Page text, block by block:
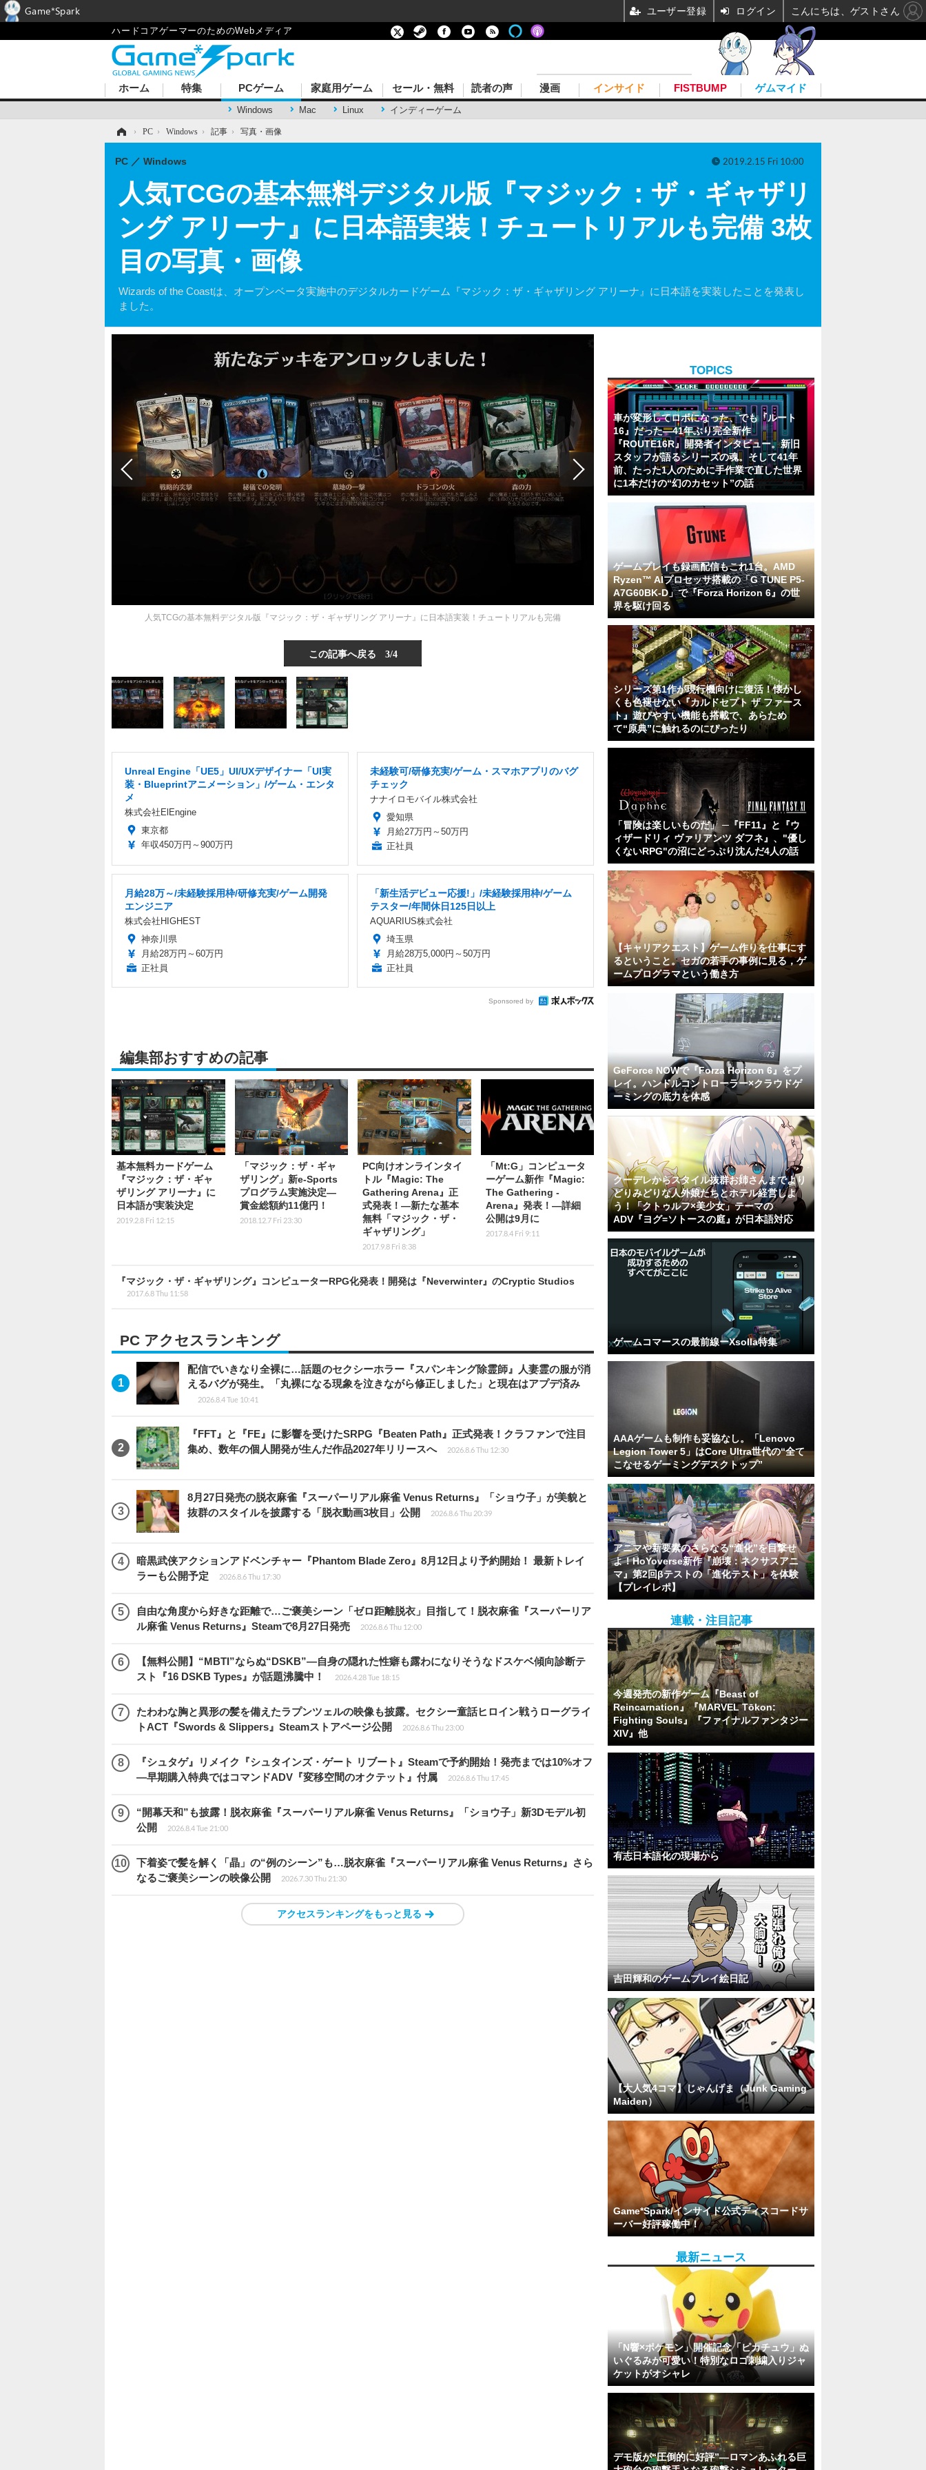
ハードコアゲーマーのためのWebメディア
ホーム 特集 PCゲーム
Windows Mac Linux インディーゲーム
家庭用ゲーム セール・無料 読者の声 漫画 インサイド FISTBUMP ゲムマイド
› PC › Windows › 記事 › 写真・画像
人気TCGの基本無料デジタル版『マジック：ザ・ギャザリ
ング アリーナ』に日本語実装！チュートリアルも完備 3枚
目の写真・画像
Wizards of the Coastは、オープンベータ実施中のデジタルカードゲーム『マジック：ザ・ギャザリング アリーナ』に日本語を実装したことを発表し
ました。
PC Windows 2019.2.15 Fri 10:00
人気TCGの基本無料デジタル版『マジック：ザ・ギャザリング アリーナ』に日本語実装！チュートリアルも完備
この記事へ戻る 3/4
Unreal Engine「UE5」UI/UXデザイナー「UI実
装・Blueprintアニメーション」/ゲーム・エンタ
メ
株式会社ElEngine
東京都
年収450万円～900万円
未経験可/研修充実/ゲーム・スマホアプリのバグ
チェック
ナナイロモバイル株式会社
愛知県
月給27万円～50万円
正社員
月給28万～/未経験採用枠/研修充実/ゲーム開発
エンジニア
株式会社HIGHEST
神奈川県
月給28万円～60万円
正社員
「新生活デビュー応援!」/未経験採用枠/ゲーム
テスター/年間休日125日以上
AQUARIUS株式会社
埼玉県
月給28万5,000円～50万円
正社員
Sponsored by
編集部おすすめの記事
基本無料カードゲーム
『マジック：ザ・ギャ
ザリング アリーナ』に
日本語が実装決定
2019.2.8 Fri 12:15
「マジック：ザ・ギャ
ザリング」新e-Sports
プログラム実施決定―
賞金総額約11億円！
2018.12.7 Fri 23:30
PC向けオンラインタイ
トル『Magic: The
Gathering Arena』正
式発表！―新たな基本
無料「マジック・ザ・
ギャザリング」
2017.9.8 Fri 8:38
「Mt:G」コンピュータ
ーゲーム新作『Magic:
The Gathering -
Arena』発表！―詳細
公開は9月に
2017.8.4 Fri 9:11
『マジック・ザ・ギャザリング』コンピューターRPG化発表！開発は『Neverwinter』のCryptic Studios
2017.6.8 Thu 11:58
PC アクセスランキング
配信でいきなり全裸に…話題のセクシーホラー『スパンキング除霊師』人妻霊の服が消
えるバグが発生。「丸裸になる現象を泣きながら修正しました」と現在はアプデ済み
2026.8.4 Tue 10:41
『FFT』と『FE』に影響を受けたSRPG『Beaten Path』正式発表！クラファンで注目
集め、数年の個人開発が生んだ作品2027年リリースへ
2026.8.6 Thu 12:30
8月27日発売の脱衣麻雀『スーパーリアル麻雀 Venus Returns』「ショウ子」が美貌と
抜群のスタイルを披露する「脱衣動画3枚目」公開
2026.8.6 Thu 20:39
暗黒武侠アクションアドベンチャー『Phantom Blade Zero』8月12日より予約開始！ 最新トレイ
ラーも公開予定
2026.8.6 Thu 17:30
自由な角度から好きな距離で…ご褒美シーン「ゼロ距離脱衣」目指して！脱衣麻雀『スーパーリア
ル麻雀 Venus Returns』Steamで8月27日発売
2026.8.6 Thu 12:00
【無料公開】“MBTI”ならぬ“DSKB”―自身の隠れた性癖も露わになりそうなドスケベ傾向診断テ
スト『16 DSKB Types』が話題沸騰中！
2026.4.28 Tue 18:15
たわわな胸と異形の髪を備えたラプンツェルの映像も披露。セクシー童話ヒロイン戦うローグライ
トACT『Swords & Slippers』Steamストアページ公開
2026.8.6 Thu 23:00
『シュタゲ』リメイク『シュタインズ・ゲート リブート』Steamで予約開始！発売までは10%オフ
―早期購入特典ではコマンドADV『変移空間のオクテット』付属
2026.8.6 Thu 17:45
“開幕天和”も披露！脱衣麻雀『スーパーリアル麻雀 Venus Returns』「ショウ子」新3Dモデル初
公開
2026.8.4 Tue 21:00
下着姿で髪を解く「晶」の“例のシーン”も…脱衣麻雀『スーパーリアル麻雀 Venus Returns』さら
なるご褒美シーンの映像公開
2026.7.30 Thu 21:30
アクセスランキングをもっと見る
TOPICS
車が変形してロボになった、でも『ルート
16』だった―41年ぶり完全新作
『ROUTE16R』開発者インタビュー。新旧
スタッフが語るシリーズの魂。そして41年
前、たった1人のために手作業で直した世界
に1本だけの“幻のカセット”の話
ゲームプレイも録画配信もこれ1台。AMD
Ryzen™ AIプロセッサ搭載の「G TUNE P5-
A7G60BK-D」で『Forza Horizon 6』の世
界を駆け回る
シリーズ第1作が現行機向けに復活！懐かし
くも色褪せない『カルドセプト ザ ファース
ト』遊びやすい機能も搭載で、あらため
て“原典”に触れるのにぴったり
「冒険は楽しいものだ」 ─『FF11』と『ウ
ィザードリィ ヴァリアンツ ダフネ』、"優し
くないRPG"の沼にどっぷり沈んだ4人の話
【キャリアクエスト】ゲーム作りを仕事にす
るということ。セガの若手の事例に見る，ゲ
ームプログラマという働き方
GeForce NOWで『Forza Horizon 6』をプ
レイ。ハンドルコントローラー×クラウドゲ
ーミングの底力を体感
クーデレからスタイル抜群お姉さんまでより
どりみどりな人外娘たちとホテル経営しよ
う！「クトゥルフ×美少女」テーマの
ADV『ヨグ=ソトースの庭』が日本語対応
ゲームコマースの最前線ーXsolla特集
AAAゲームも制作も妥協なし。「Lenovo
Legion Tower 5」はCore Ultra世代の“全て
こなせるゲーミングデスクトップ”
アニマや新要素のさらなる“進化”を目撃せ
よ！HoYoverse新作『崩壊：ネクサスアニ
マ』第2回βテストの「進化テスト」を体験
【プレイレポ】
連載・注目記事
今週発売の新作ゲーム『Beast of
Reincarnation』『MARVEL Tōkon:
Fighting Souls』『ファイナルファンタジー
XIV』他
有志日本語化の現場から
吉田輝和のゲームプレイ絵日記
【大人気4コマ】じゃんげま（Junk Gaming
Maiden）
Game*Spark/インサイド公式ディスコードサ
ーバー好評稼働中！
最新ニュース
「N響×ポケモン」開催記念「ピカチュウ」ぬ
いぐるみが可愛い！特別なロゴ刺繍入りジャ
ケットがオシャレ
デモ版が“圧倒的に好評”―ロマンあふれる巨
Game*Spark ユーザー登録 ログイン こんにちは、ゲストさん